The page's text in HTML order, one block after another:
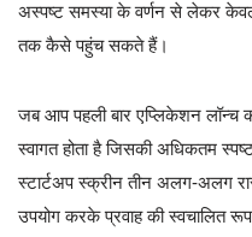
अस्पष्ट समस्या के वर्णन से लेकर
तक कैसे पहुंच सकते हैं।
जब आप पहली बार एप्लिकेशन
स्वागत होता है जिसकी अधिकतम
स्टार्टअप स्क्रीन तीन अलग-अलग
उपयोग करके प्रवाह की स्वचालित